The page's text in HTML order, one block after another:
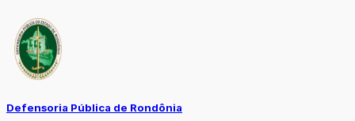
Defensoria Pública de Rondônia